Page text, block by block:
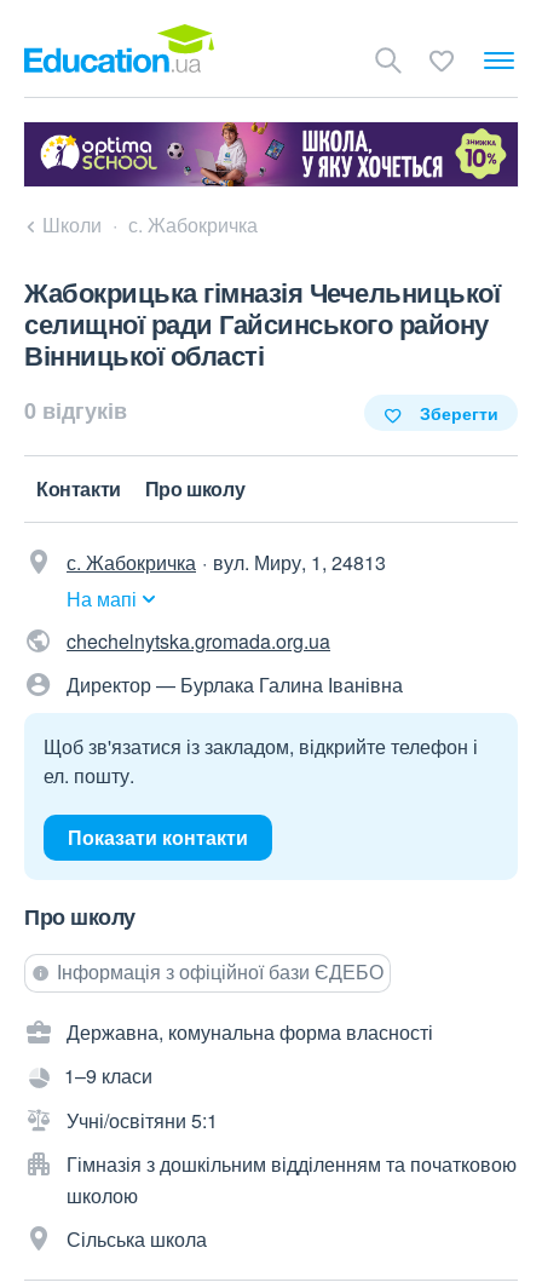
Школи с. Жабокричка
Жабокрицька гімназія Чечельницької
селищної ради Гайсинського району
Вінницької області
0 відгуків Зберегти
Контакти Про школу
с. Жабокричка
вул. Миру, 1, 24813
На мапі
chechelnytska.gromada.org.ua
Директор — Бурлака Галина Іванівна
Щоб зв'язатися із закладом, відкрийте телефон і
ел. пошту.
Показати контакти
Про школу
Інформація з офіційної бази ЄДЕБО
Державна, комунальна форма власності
1–9 класи
Учні/освітяни 5:1
Гімназія з дошкільним відділенням та початковою
школою
Сільська школа